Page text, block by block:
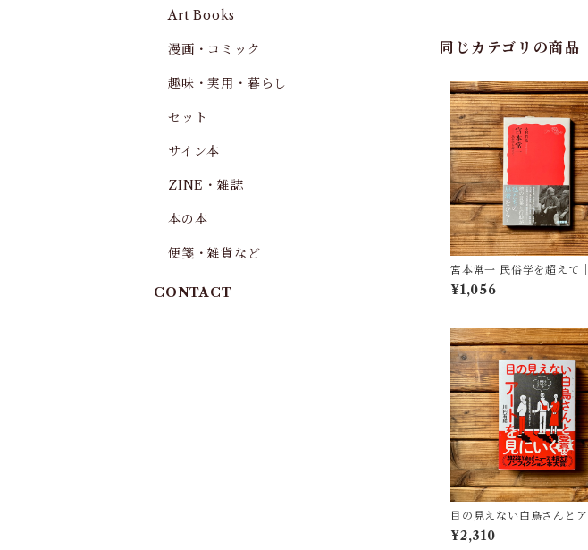
同じカテゴリの商品
宮本常一 民俗学を超えて
哲也
¥1,056
目の見えない白鳥さんと
見にいく | 川内 有緒
¥2,310
Art Books
漫画・コミック
趣味・実用・暮らし
セット
サイン本
ZINE・雑誌
本の本
便箋・雑貨など
CONTACT